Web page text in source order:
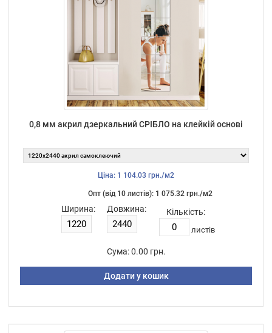
0,8 мм акрил дзеркальний СРІБЛО на клейкій основі
Ціна: 1 104.03 грн./м2
Опт (від 10 листiв): 1 075.32 грн./м2
Ширина: Довжина: Кількість:
листiв
Сума: 0.00 грн.
Додати у кошик